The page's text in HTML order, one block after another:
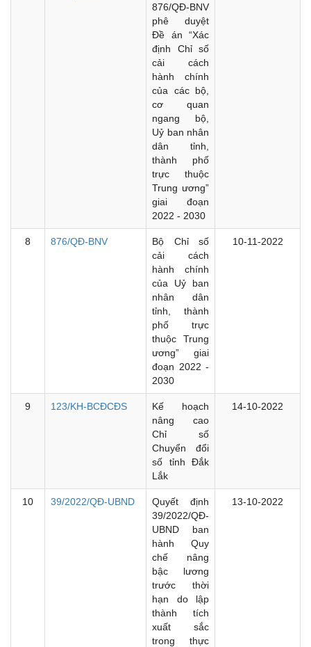
876/QĐ-BNV
phê duyệt
Đề án “Xác
định Chỉ số
cải cách
hành chính
của các bộ,
cơ quan
ngang bộ,
Uỷ ban nhân
dân tỉnh,
thành phố
trực thuộc
Trung ương”
giai đoạn
2022 - 2030
8 876/QĐ-BNV
Bộ Chỉ số
cải cách
hành chính
của Uỷ ban
nhân dân
tỉnh, thành
phố trực
thuộc Trung
ương” giai
đoạn 2022 -
2030
10-11-2022
9 123/KH-BCĐCĐS
Kế hoạch
nâng cao
Chỉ số
Chuyển đổi
số tỉnh Đắk
Lắk
14-10-2022
10 39/2022/QĐ-UBND
Quyết định
39/2022/QĐ-
UBND ban
hành Quy
chế nâng
bậc lương
trước thời
hạn do lập
thành tích
xuất sắc
trong thực
13-10-2022